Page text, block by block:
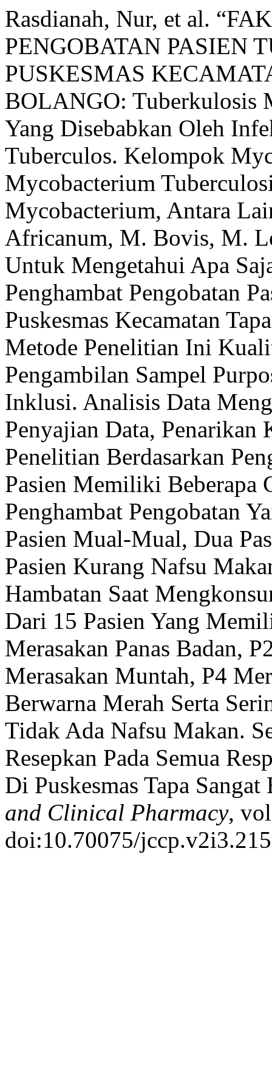
Rasdianah, Nur, et al.
PENGOBATAN PASIEN
PUSKESMAS
BOLANGO: Tuberkulosis
Yang Disebabkan Oleh
Tuberculos. Kelompok
Mycobacterium
Mycobacterium, Antara
Africanum, M. Bovis, M.
Untuk Mengetahui Apa
Penghambat Pengobatan
Puskesmas Kecamatan
Metode Penelitian Ini
Pengambilan Sampel
Inklusi. Analisis Data
Penyajian Data,
Penelitian Berdasarkan
Pasien Memiliki Beberapa
Penghambat Pengobatan
Pasien Mual-Mual, Dua
Pasien Kurang Nafsu
Hambatan Saat
Dari 15 Pasien Yang
Merasakan Panas Badan,
Merasakan Muntah, P4
Berwarna Merah Serta
Tidak Ada Nafsu Makan.
Resepkan Pada Semua
Di Puskesmas Tapa
and Clinical Pharmacy,
doi:10.70075/